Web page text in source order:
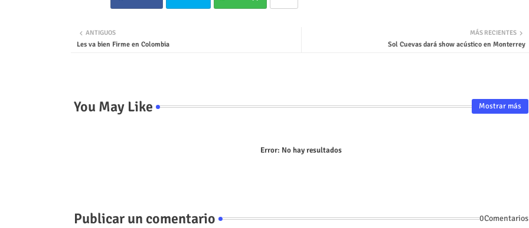
MÁS RECIENTES
Sol Cuevas dará show acústico en Monterrey
ANTIGUOS
Les va bien Firme en Colombia
You May Like Mostrar más
Error: No hay resultados
Publicar un comentario 0Comentarios